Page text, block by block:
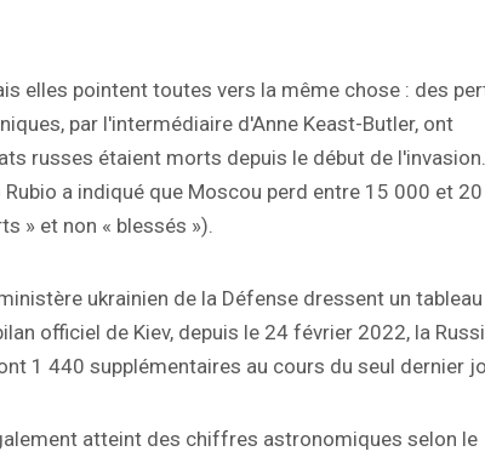
elles pointent toutes vers la même chose : des
par l'intermédiaire d'Anne Keast-Butler, ont
russes étaient morts depuis le début de
a indiqué que Moscou perd entre 15 000 et
» et non « blessés »).
ukrainien de la Défense dressent un tableau
officiel de Kiev, depuis le 24 février 2022, la
1 440 supplémentaires au cours du seul dernier
atteint des chiffres astronomiques selon le